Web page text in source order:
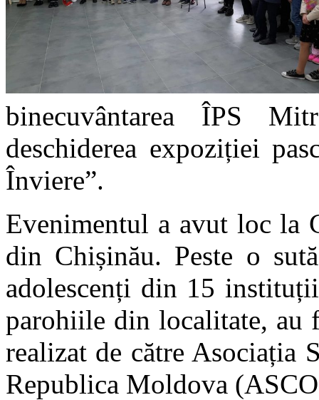
binecuvântarea ÎPS
deschiderea expoziției
Înviere”.
Evenimentul a avut loc la
din Chișinău. Peste o
adolescenți din 15
parohiile din localitate, au
realizat de către Asociația
Republica Moldova